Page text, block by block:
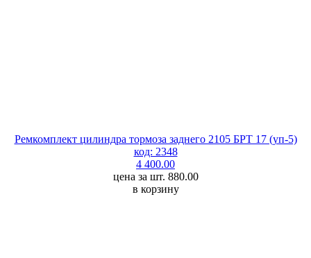
Ремкомплект цилиндра тормоза заднего 2105 БРТ 17 (уп-5)
код: 2348
4 400.00
цена за шт. 880.00
в корзину